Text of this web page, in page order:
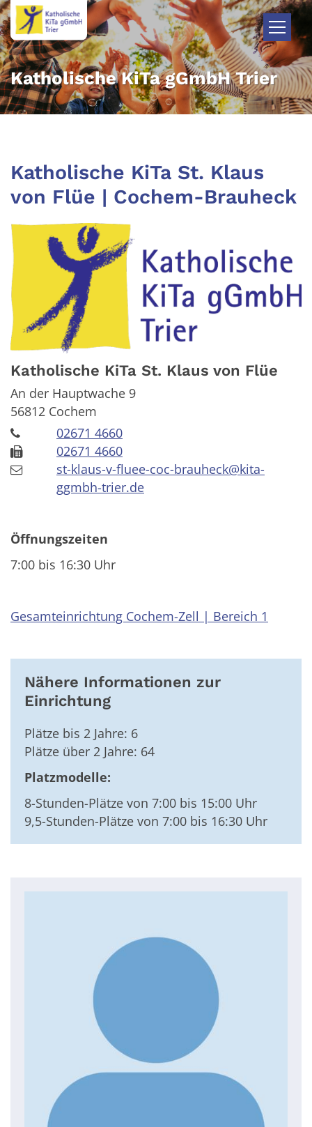
Zum Inhalt springen
Katholische KiTa gGmbH Trier
Katholische KiTa St. Klaus
von Flüe | Cochem-Brauheck
Katholische KiTa St. Klaus von Flüe
An der Hauptwache 9
56812 Cochem
02671 4660
02671 4660
st-klaus-v-fluee-coc-brauheck@kita-
ggmbh-trier.de
Öffnungszeiten
7:00 bis 16:30 Uhr
Gesamteinrichtung Cochem-Zell | Bereich 1
Nähere Informationen zur
Einrichtung
Plätze bis 2 Jahre: 6
Plätze über 2 Jahre: 64
Platzmodelle:
8-Stunden-Plätze von 7:00 bis 15:00 Uhr
9,5-Stunden-Plätze von 7:00 bis 16:30 Uhr